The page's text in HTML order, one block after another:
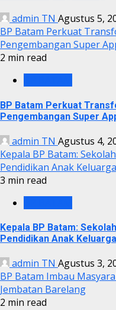
admin TN Agustus 5,
BP Batam Perkuat
Pengembangan Super
2 min read
BP Batam Perkuat
Pengembangan Super
admin TN Agustus 4,
Kepala BP Batam:
Pendidikan Anak
3 min read
Kepala BP Batam:
Pendidikan Anak
admin TN Agustus 3,
BP Batam Imbau
Jembatan Barelang
2 min read